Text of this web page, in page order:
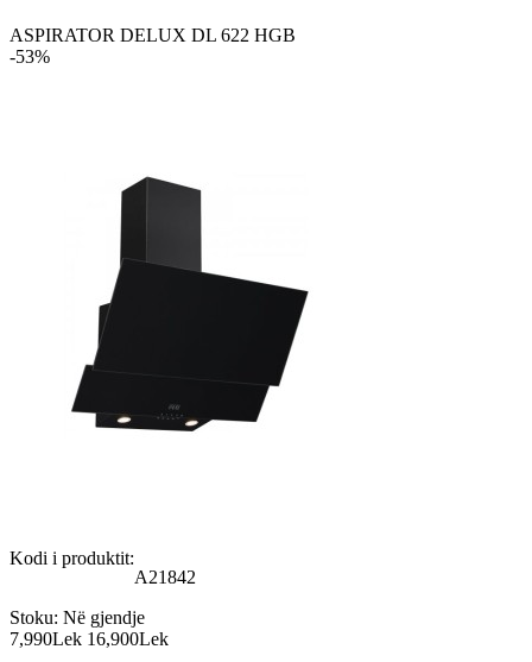
ASPIRATOR DELUX DL 622 HGB
-53%
Kodi i produktit:
A21842
Stoku: Në gjendje
7,990Lek 16,900Lek